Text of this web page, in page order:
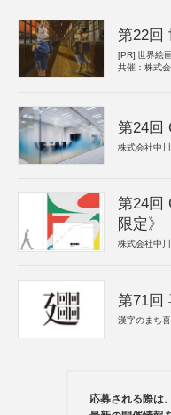
第22回
[PR] 世界絵
共催：株式
第24回
株式会社中
第24回
限定》
株式会社中
第71回
漢字のまち
応募される際は